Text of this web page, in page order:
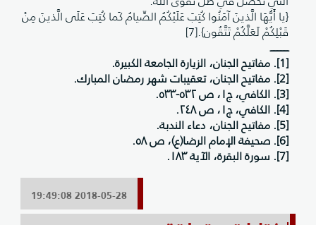
{يا أَيُّهَا الَّذينَ آمَنُوا كُتِبَ عَلَيْكُمُ الصِّيامُ كَما كُتِبَ عَلَى الَّذينَ مِنْ
قَبْلِكُمْ لَعَلَّكُمْ تَتَّقُون}.[7]‏
ـــــــــــــ
[1]. مفاتيح الجنان، الزيارة الجامعة الكبيرة.
[2]. مفاتيح الجنان، تعقيبات شهر رمضان المبارك.
[3]. الكافي، ج١، ص ٥٣٢-٥٣٣.
[4]. الكافي، ج١، ص ٢٤٨.
[5]. مفاتيح الجنان، دعاء الندبة.
[6]. صحيفة الإمام الرضا(ع)، ص ٥٨.
[7]. سورة البقرة، الآية ١٨٣.
2018-05-28 19:49:08